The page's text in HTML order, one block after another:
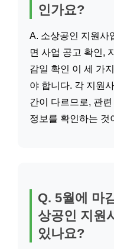
인가요?
A. 소상공인 지원사
면 사업 공고 확인,
감일 확인 이 세 가
야 합니다. 각 지원
간이 다르므로, 관
정보를 확인하는 것
Q. 5월에 마
상공인 지원
있나요?